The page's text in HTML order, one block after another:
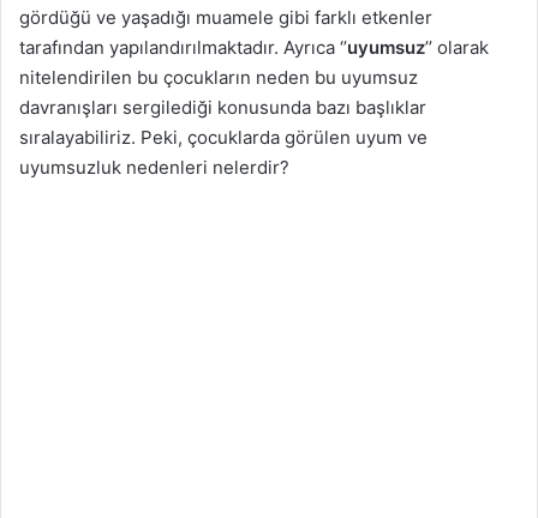
m
e
gördüğü ve yaşadığı muamele gibi farklı etkenler
tarafından yapılandırılmaktadır. Ayrıca ‘’uyumsuz’’ olarak
nitelendirilen bu çocukların neden bu uyumsuz
davranışları sergilediği konusunda bazı başlıklar
sıralayabiliriz. Peki, çocuklarda görülen uyum ve
uyumsuzluk nedenleri nelerdir?